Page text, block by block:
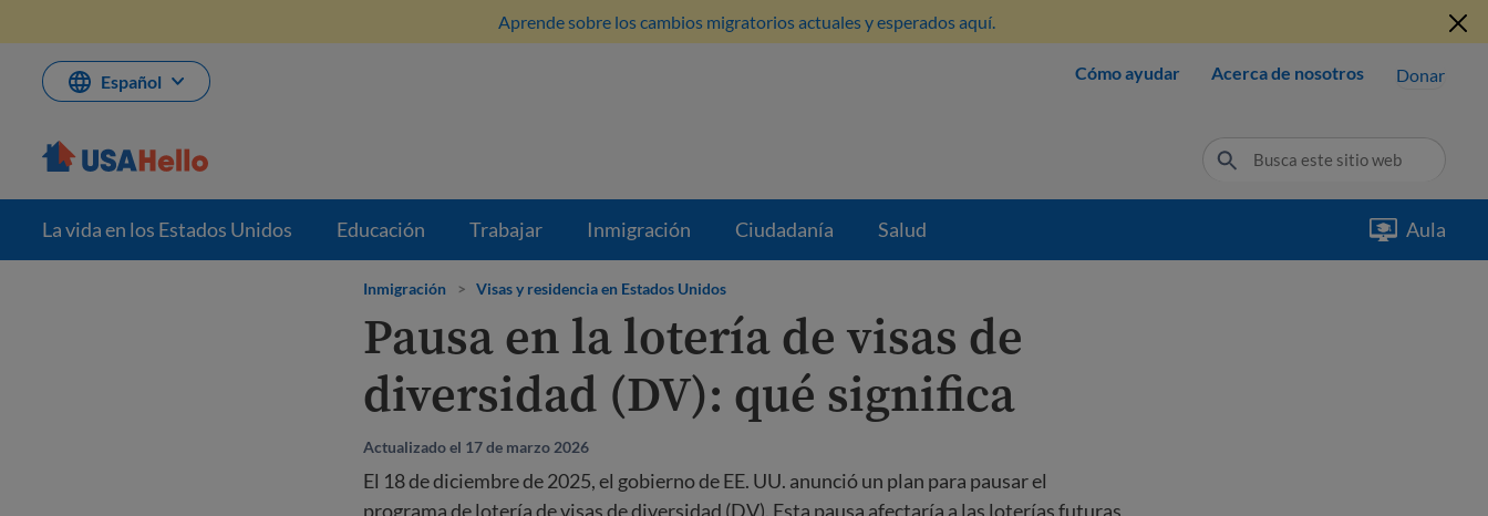
contenido
Aprende sobre los cambios migratorios actuales y esperados aquí.
Español Cómo ayudar Acerca de nosotros Donar
La vida en los Estados Unidos Educación Trabajar Inmigración Ciudadanía Salud Aula
Inmigración > Visas y residencia en Estados Unidos
Pausa en la lotería de visas de
diversidad (DV): qué significa
Actualizado el 17 de marzo 2026
El 18 de diciembre de 2025, el gobierno de EE. UU. anunció un plan para pausar el
programa de lotería de visas de diversidad (DV). Esta pausa afectaría a las loterías futuras